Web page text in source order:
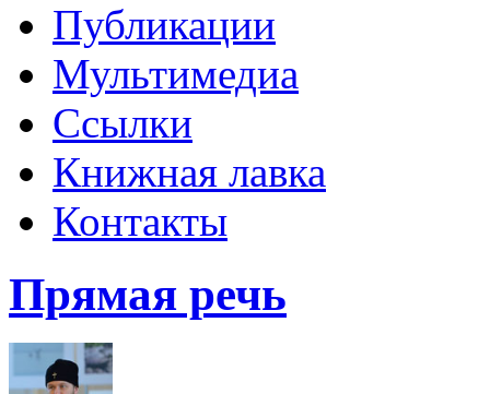
Публикации
Мультимедиа
Ссылки
Книжная лавка
Контакты
Прямая речь